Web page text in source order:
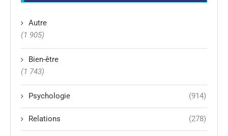
Autre
(1 905)
Bien-être
(1 743)
Psychologie (914)
Relations (278)